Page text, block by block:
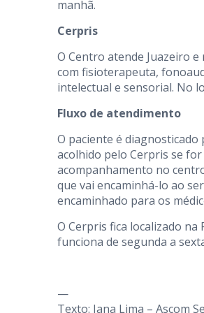
manhã.
Cerpris
O Centro atende Juazeiro
com fisioterapeuta,
intelectual e sensorial. No
Fluxo de atendimento
O paciente é diagnosticado
acolhido pelo Cerpris se
acompanhamento no
que vai encaminhá-lo ao
encaminhado para os
O Cerpris fica localizado
funciona de segunda a
—
Texto: Iana Lima – Ascom